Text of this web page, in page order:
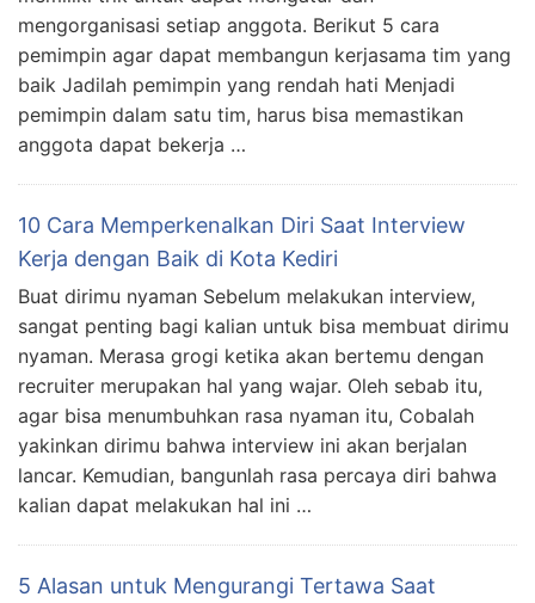
mengorganisasi setiap anggota. Berikut 5 cara
pemimpin agar dapat membangun kerjasama tim yang
baik Jadilah pemimpin yang rendah hati Menjadi
pemimpin dalam satu tim, harus bisa memastikan
anggota dapat bekerja …
10 Cara Memperkenalkan Diri Saat Interview
Kerja dengan Baik di Kota Kediri
Buat dirimu nyaman Sebelum melakukan interview,
sangat penting bagi kalian untuk bisa membuat dirimu
nyaman. Merasa grogi ketika akan bertemu dengan
recruiter merupakan hal yang wajar. Oleh sebab itu,
agar bisa menumbuhkan rasa nyaman itu, Cobalah
yakinkan dirimu bahwa interview ini akan berjalan
lancar. Kemudian, bangunlah rasa percaya diri bahwa
kalian dapat melakukan hal ini …
5 Alasan untuk Mengurangi Tertawa Saat